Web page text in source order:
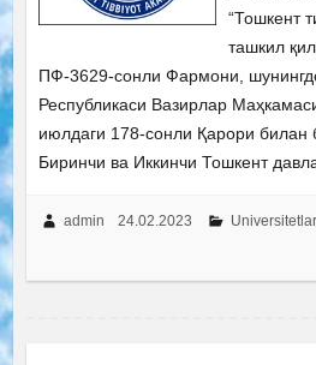
“Тошкент
ташкил
ПФ-3629-сонли Фармони,
Республикаси Вазирлар
июлдаги 178-сонли Қарори билан
Биринчи ва Иккинчи Тошкент
admin 24.02.2023 Universitetlar